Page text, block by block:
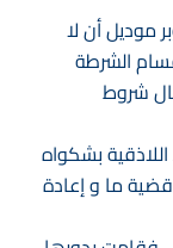
موديل أن لا
الشرطة
شروط
بشكواه
قضية ما و إعادة